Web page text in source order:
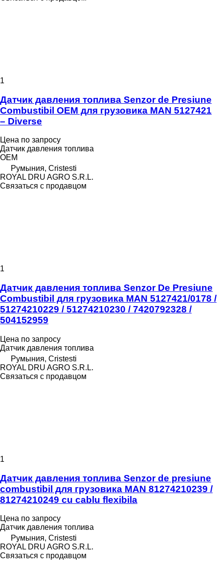
1
Датчик давления топлива Senzor de Presiune
Combustibil OEM для грузовика MAN 5127421
– Diverse
Цена по запросу
Датчик давления топлива
OEM
Румыния, Cristesti
ROYAL DRU AGRO S.R.L.
Связаться с продавцом
1
Датчик давления топлива Senzor De Presiune
Combustibil для грузовика MAN 5127421/0178 /
51274210229 / 51274210230 / 7420792328 /
504152959
Цена по запросу
Датчик давления топлива
Румыния, Cristesti
ROYAL DRU AGRO S.R.L.
Связаться с продавцом
1
Датчик давления топлива Senzor de presiune
combustibil для грузовика MAN 81274210239 /
81274210249 cu cablu flexibila
Цена по запросу
Датчик давления топлива
Румыния, Cristesti
ROYAL DRU AGRO S.R.L.
Связаться с продавцом